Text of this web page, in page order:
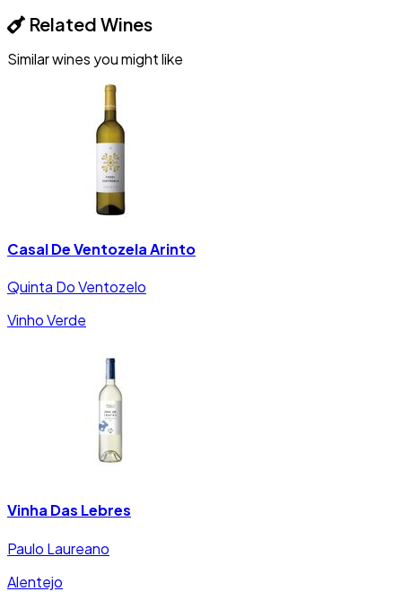
Related Wines
Similar wines you might like
Casal De Ventozela Arinto
Quinta Do Ventozelo
Vinho Verde
Vinha Das Lebres
Paulo Laureano
Alentejo